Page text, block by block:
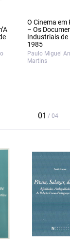
O Cinema em
– Os
Industriais de
1985
Paulo Miguel
Martins